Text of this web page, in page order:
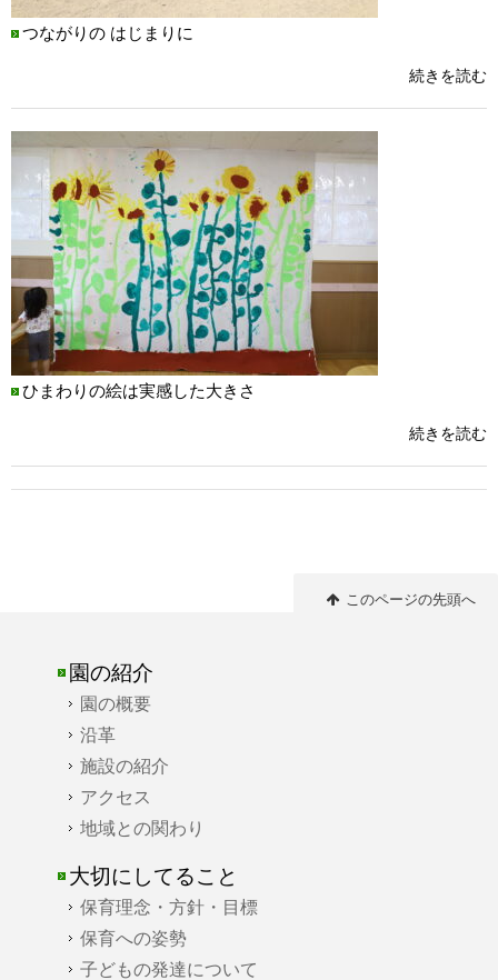
つながりの はじまりに
続きを読む
ひまわりの絵は実感した大きさ
続きを読む
このページの先頭へ
園の紹介
園の概要
沿革
施設の紹介
アクセス
地域との関わり
大切にしてること
保育理念・方針・目標
保育への姿勢
子どもの発達について